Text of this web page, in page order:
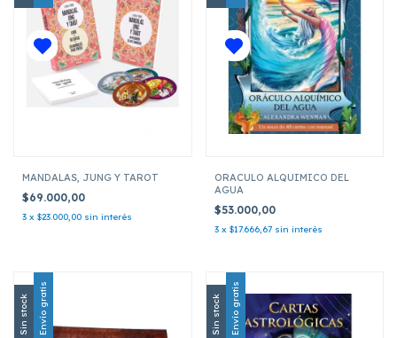
MANDALAS, JUNG Y TAROT
$69.000,00
3 x $23.000,00 sin interés
ORACULO ALQUIMICO DEL
AGUA
$53.000,00
3 x $17.666,67 sin interés
Sin stock Envío gratis Sin stock Envío gratis